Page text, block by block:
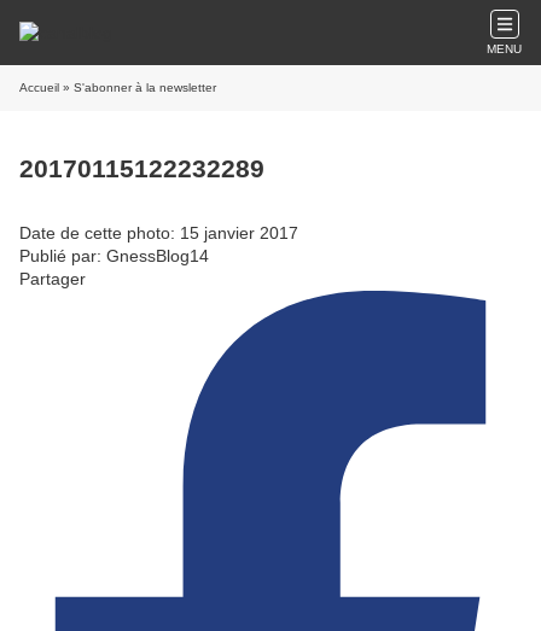
MENU
Accueil » S'abonner à la newsletter
20170115122232289
Date de cette photo: 15 janvier 2017
Publié par: GnessBlog14
Partager